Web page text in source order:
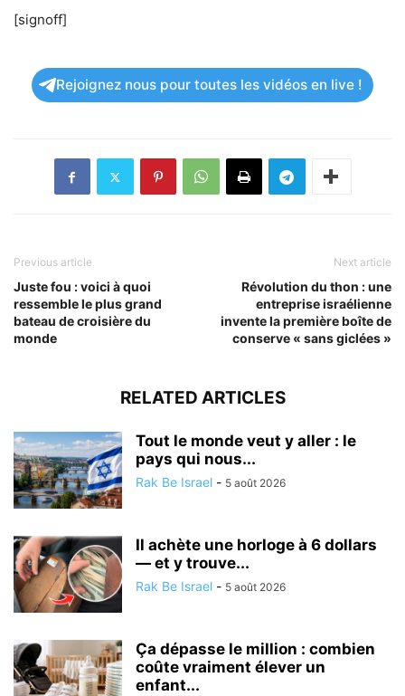
[signoff]
Rejoignez nous pour toutes les vidéos en live !
Previous article
Juste fou : voici à quoi
ressemble le plus grand
bateau de croisière du
monde
Next article
Révolution du thon : une
entreprise israélienne
invente la première boîte de
conserve « sans giclées »
RELATED ARTICLES
Tout le monde veut y aller : le
pays qui nous...
Rak Be Israel - 5 août 2026
Il achète une horloge à 6 dollars
— et y trouve...
Rak Be Israel - 5 août 2026
Ça dépasse le million : combien
coûte vraiment élever un
enfant...